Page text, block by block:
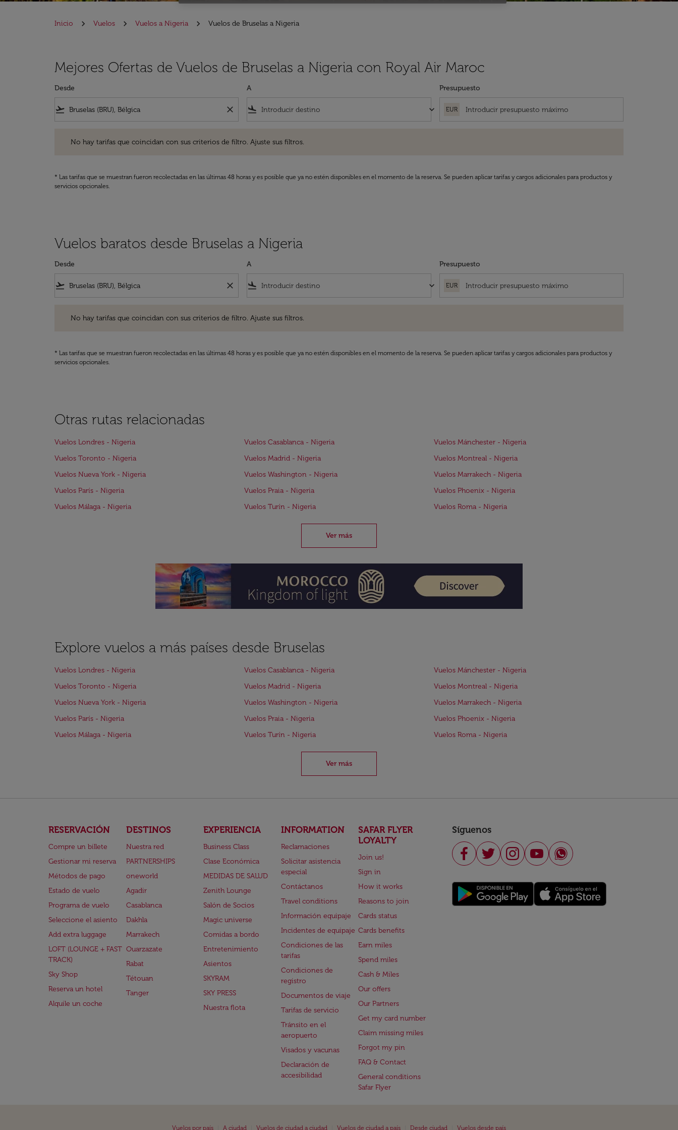
Inicio Vuelos Vuelos a Nigeria Vuelos de Bruselas a Nigeria
Mejores Ofertas de Vuelos de Bruselas a Nigeria con Royal Air Maroc
Desde
flight_takeoff close
A
flight_land keyboard_arrow_down
Presupuesto
EUR
No hay tarifas que coincidan con sus criterios de filtro. Ajuste sus filtros.
* Las tarifas que se muestran fueron recolectadas en las últimas 48 horas y es posible que ya no estén disponibles en el momento de la reserva. Se pueden aplicar tarifas y cargos adicionales para productos y
servicios opcionales.
Vuelos baratos desde Bruselas a Nigeria
Desde
flight_takeoff close
A
flight_land keyboard_arrow_down
Presupuesto
EUR
No hay tarifas que coincidan con sus criterios de filtro. Ajuste sus filtros.
* Las tarifas que se muestran fueron recolectadas en las últimas 48 horas y es posible que ya no estén disponibles en el momento de la reserva. Se pueden aplicar tarifas y cargos adicionales para productos y
servicios opcionales.
Otras rutas relacionadas
Vuelos Londres - Nigeria Vuelos Casablanca - Nigeria
Vuelos Mánchester - Nigeria
Vuelos Toronto - Nigeria
Vuelos Madrid - Nigeria
Vuelos Montreal - Nigeria
Vuelos Nueva York - Nigeria
Vuelos Washington - Nigeria
Vuelos Marrakech - Nigeria
Vuelos París - Nigeria
Vuelos Praia - Nigeria
Vuelos Phoenix - Nigeria
Vuelos Málaga - Nigeria
Vuelos Turín - Nigeria Vuelos Roma - Nigeria
Ver más
Explore vuelos a más países desde Bruselas
Vuelos Londres - Nigeria Vuelos Casablanca - Nigeria
Vuelos Mánchester - Nigeria
Vuelos Toronto - Nigeria
Vuelos Madrid - Nigeria
Vuelos Montreal - Nigeria
Vuelos Nueva York - Nigeria
Vuelos Washington - Nigeria
Vuelos Marrakech - Nigeria
Vuelos París - Nigeria
Vuelos Praia - Nigeria
Vuelos Phoenix - Nigeria
Vuelos Málaga - Nigeria
Vuelos Turín - Nigeria Vuelos Roma - Nigeria
Ver más
RESERVACIÓN
Compre un billete
Gestionar mi reserva
Métodos de pago
Estado de vuelo
Programa de vuelo
Seleccione el asiento
Add extra luggage
LOFT (LOUNGE + FAST
TRACK)
Sky Shop
Reserva un hotel
Alquile un coche
DESTINOS
Nuestra red
PARTNERSHIPS
oneworld
Agadir
Casablanca
Dakhla
Marrakech
Ouarzazate
Rabat
Tétouan
Tanger
EXPERIENCIA
Business Class
Clase Económica
MEDIDAS DE SALUD
Zenith Lounge
Salón de Socios
Magic universe
Comidas a bordo
Entretenimiento
Asientos
SKYRAM
SKY PRESS
Nuestra flota
INFORMATION
Reclamaciones
Solicitar asistencia
especial
Contáctanos
Travel conditions
Información equipaje
Incidentes de equipaje
Condiciones de las
tarifas
Condiciones de
registro
Documentos de viaje
Tarifas de servicio
Tránsito en el
aeropuerto
Visados y vacunas
Declaración de
accesibilidad
SAFAR FLYER
LOYALTY
Join us!
Sign in
How it works
Reasons to join
Cards status
Cards benefits
Earn miles
Spend miles
Cash & Miles
Our offers
Our Partners
Get my card number
Claim missing miles
Forgot my pin
FAQ & Contact
General conditions
Safar Flyer
Síguenos
Vuelos por país A ciudad Vuelos de ciudad a ciudad Vuelos de ciudad a país Desde ciudad Vuelos desde país